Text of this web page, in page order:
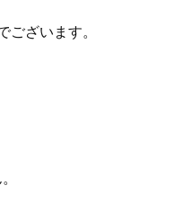
ざいます。